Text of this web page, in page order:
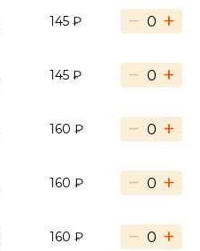
145 ₽ − +
145 ₽ − +
160 ₽ − +
160 ₽ − +
160 ₽ − +